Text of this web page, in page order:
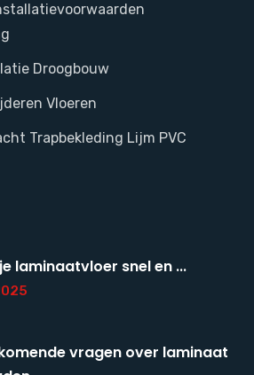
Droogbouw
Vloeren
Trapbekleding Lijm PVC
laminaatvloer snel en ...
vragen over laminaat